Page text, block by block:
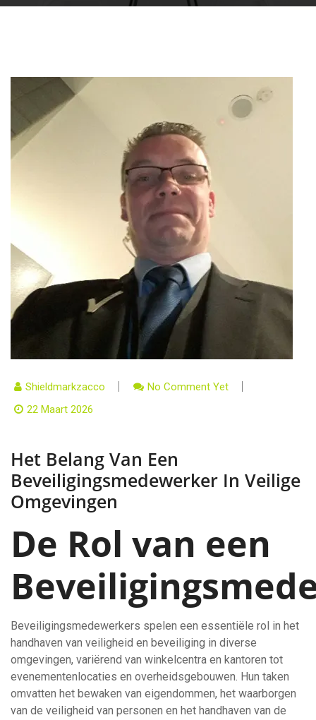
Shieldmarkzacco
No Comment Yet
22 Maart 2026
Het Belang Van Een
Beveiligingsmedewerker In Veilige
Omgevingen
De Rol van een
Beveiligingsmedewerkers spelen een essentiële rol in het
handhaven van veiligheid en beveiliging in diverse
omgevingen, variërend van winkelcentra en kantoren tot
evenementenlocaties en overheidsgebouwen. Hun taken
omvatten het bewaken van eigendommen, het waarborgen
van de veiligheid van personen en het handhaven van de